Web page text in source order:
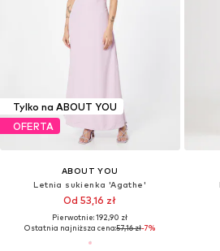
Tylko na ABOUT YOU
OFERTA
ABOUT YOU
Letnia sukienka 'Agathe'
Od 53,16 zł
Pierwotnie: 192,90 zł
Ostatnia najniższa cena:57,16 zł-7%